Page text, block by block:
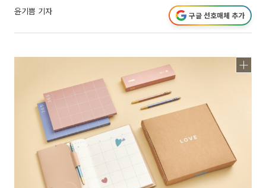
윤기쁨 기자 구글 선호매체 추가